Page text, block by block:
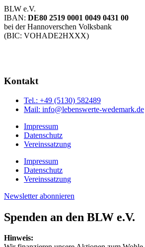
BLW e.V.
IBAN: DE80 2519 0001 0049 0431 00
bei der Hannoverschen Volksbank
(BIC: VOHADE2HXXX)
Kontakt
Tel.: +49 (5130) 582489
Mail: info@lebenswerte-wedemark.de
Impressum
Datenschutz
Vereinssatzung
Impressum
Datenschutz
Vereinssatzung
Newsletter abonnieren
Spenden an den BLW e.V.
Hinweis: